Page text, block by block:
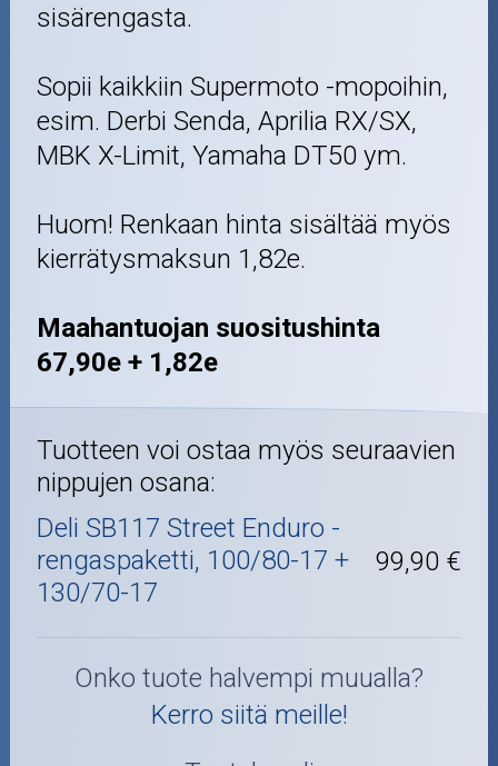
sisärengasta.
Sopii kaikkiin Supermoto -mopoihin,
esim. Derbi Senda, Aprilia RX/SX,
MBK X-Limit, Yamaha DT50 ym.
Huom! Renkaan hinta sisältää myös
kierrätysmaksun 1,82e.
Maahantuojan suositushinta
67,90e + 1,82e
Tuotteen voi ostaa myös seuraavien
nippujen osana:
Deli SB117 Street Enduro -
rengaspaketti, 100/80-17 +
130/70-17
99,90 €
Onko tuote halvempi muualla?
Kerro siitä meille!